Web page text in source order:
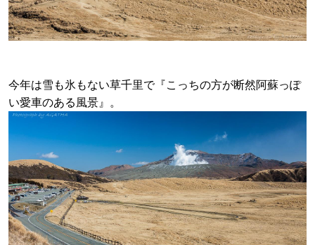
今年は雪も氷もない草千里で『こっちの方が断然阿蘇っぽ
い愛車のある風景』。